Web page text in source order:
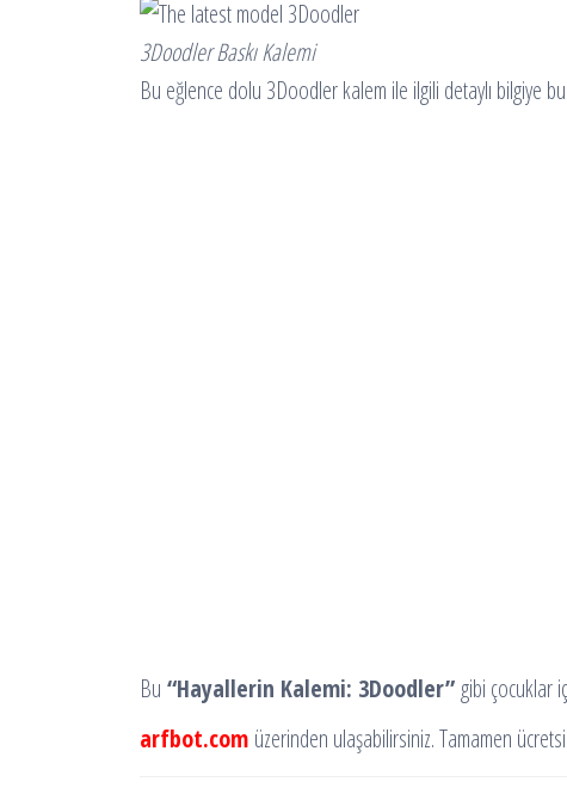
3Doodler Baskı Kalemi
Bu eğlence dolu 3Doodler kalem ile ilgili detaylı bilgiye
Bu “Hayallerin Kalemi: 3Doodler” gibi çocuklar
arfbot.com üzerinden ulaşabilirsiniz. Tamamen